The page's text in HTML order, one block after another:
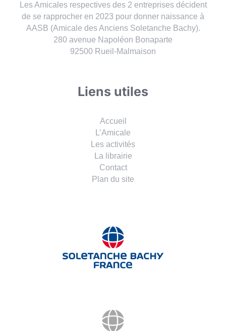
Les Amicales respectives des 2 entreprises décident
de se rapprocher en 2023 pour donner naissance à
AASB (Amicale des Anciens Soletanche Bachy).
280 avenue Napoléon Bonaparte
92500 Rueil-Malmaison
Liens utiles
Accueil
L’Amicale
Les activités
La librairie
Contact
Plan du site